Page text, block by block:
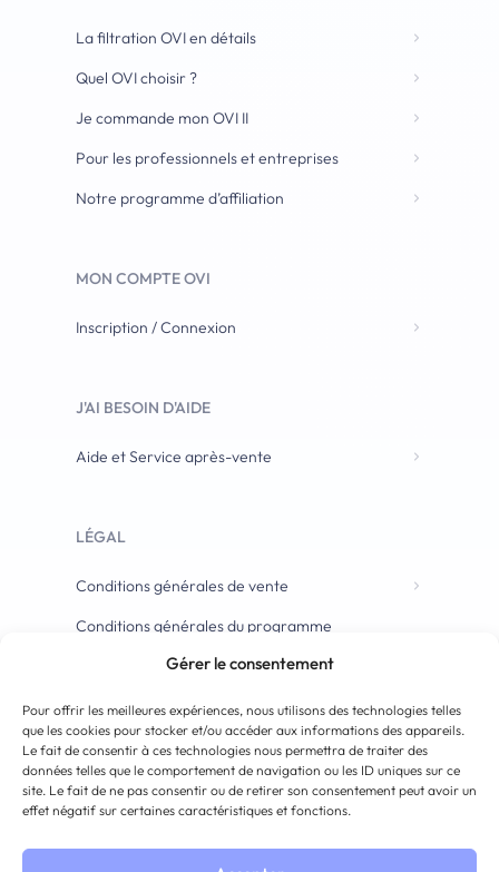
Gérer le consentement
Pour offrir les meilleures expériences, nous utilisons des technologies telles
que les cookies pour stocker et/ou accéder aux informations des appareils.
Le fait de consentir à ces technologies nous permettra de traiter des
données telles que le comportement de navigation ou les ID uniques sur ce
site. Le fait de ne pas consentir ou de retirer son consentement peut avoir un
effet négatif sur certaines caractéristiques et fonctions.
La filtration OVI en détails
Quel OVI choisir ?
Je commande mon OVI II
Pour les professionnels et entreprises
Notre programme d’affiliation
MON COMPTE OVI
Inscription / Connexion
J'AI BESOIN D'AIDE
Aide et Service après-vente
LÉGAL
Conditions générales de vente
Conditions générales du programme